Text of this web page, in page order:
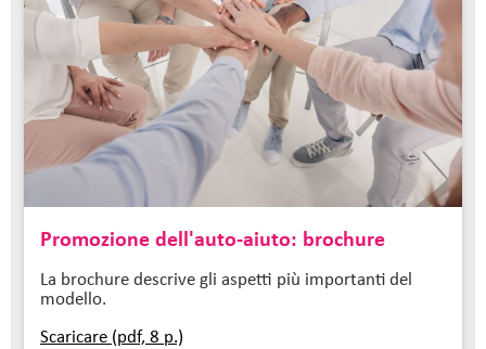
Promozione dell'auto-aiuto: brochure
La brochure descrive gli aspetti più importanti del
modello.
Scaricare (pdf, 8 p.)